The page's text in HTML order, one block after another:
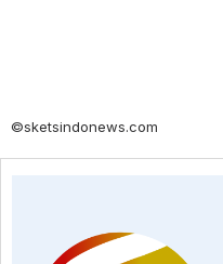
©sketsindonews.com